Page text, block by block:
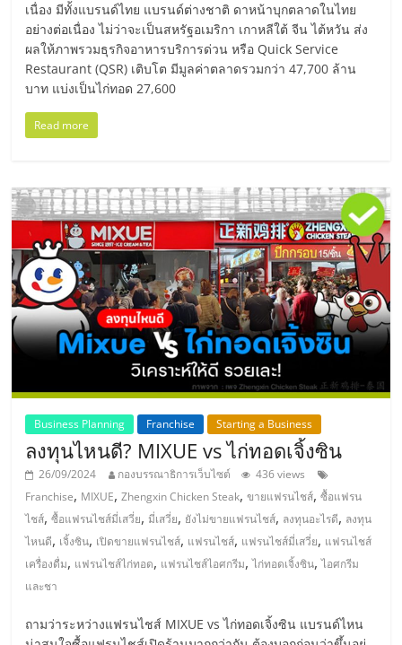
ทุน
ไว,
ที่
ปรึกษา
การ
ลงทุน
และ
ขยาย
สา
ขา
แฟ
รน
ไชส์,
เนื่อง มีทั้งแบรนด์ไทย แบรนด์ต่างชาติ ดาหน้าบุกตลาดในไทย
อย่างต่อเนื่อง ไม่ว่าจะเป็นสหรัฐอเมริกา เกาหลีใต้ จีน ไต้หวัน ส่ง
ผลให้ภาพรวมธุรกิจอาหารบริการด่วน หรือ Quick Service
Restaurant (QSR) เติบโต มีมูลค่าตลาดรวมกว่า 47,700 ล้าน
บาท แบ่งเป็นไก่ทอด 27,600
Read more
Business Planning Franchise Starting a Business
ลงทุนไหนดี? MIXUE vs ไก่ทอดเจิ้งซิน
26/09/2024 กองบรรณาธิการเว็บไซต์
436 views
Franchise, MIXUE,Zhengxin Chicken Steak,ขายแฟรนไชส์,ซื้อแฟรน
ไชส์,ซื้อแฟรนไชส์มี่เสวี่ย,มี่เสวี่ย, ยังไม่ขายแฟรนไชส์, ลงทุนอะไรดี, ลงทุน
ไหนดี, เจิ้งซิน, เปิดขายแฟรนไชส์, แฟรนไชส์, แฟรนไชส์มี่เสวี่ย, แฟรนไชส์
เครื่องดื่ม, แฟรนไชส์ไก่ทอด, แฟรนไชส์ไอศกรีม,ไก่ทอดเจิ้งซิน,ไอศกรีม
และชา
ถามว่าระหว่างแฟรนไชส์ MIXUE vs ไก่ทอดเจิ้งซิน แบรนด์ไหน